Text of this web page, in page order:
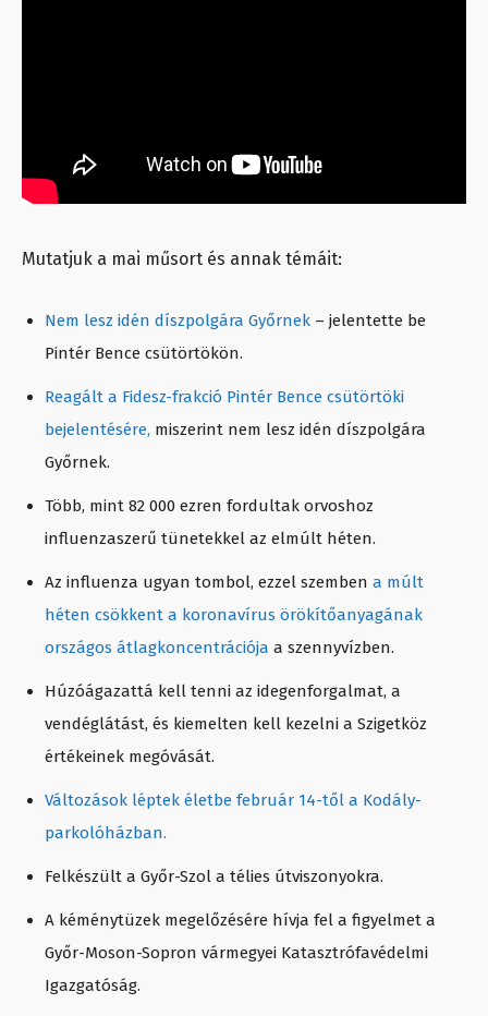
Mutatjuk a mai műsort és annak témáit:
Nem lesz idén díszpolgára Győrnek – jelentette be
Pintér Bence csütörtökön.
Reagált a Fidesz-frakció Pintér Bence csütörtöki
bejelentésére, miszerint nem lesz idén díszpolgára
Győrnek.
Több, mint 82 000 ezren fordultak orvoshoz
influenzaszerű tünetekkel az elmúlt héten.
Az influenza ugyan tombol, ezzel szemben a múlt
héten csökkent a koronavírus örökítőanyagának
országos átlagkoncentrációja a szennyvízben.
Húzóágazattá kell tenni az idegenforgalmat, a
vendéglátást, és kiemelten kell kezelni a Szigetköz
értékeinek megóvását.
Változások léptek életbe február 14-től a Kodály-
parkolóházban.
Felkészült a Győr-Szol a télies útviszonyokra.
A kéménytüzek megelőzésére hívja fel a figyelmet a
Győr-Moson-Sopron vármegyei Katasztrófavédelmi
Igazgatóság.